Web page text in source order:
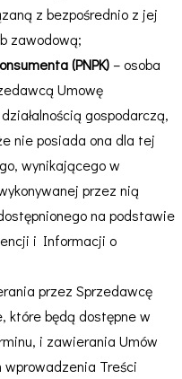
z bezpośrednio z jej
zawodową;
(PNPK)– osoba
Umowę
gospodarczą,
nie posiada ona dla tej
wynikającego w
przez nią
na podstawie
i Informacji o
przez Sprzedawcę
które będą dostępne w
i zawierania Umów
Treści